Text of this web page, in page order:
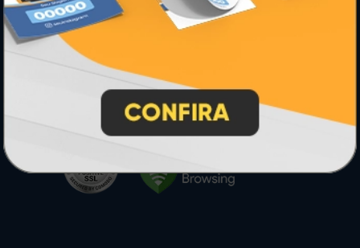
PARTICIPE
SEGURANÇA